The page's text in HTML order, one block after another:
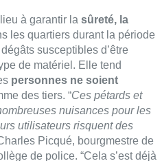
à garantir la sûreté, la
les quartiers durant la période
susceptibles d’être
de matériel. Elle tend
personnes ne soient
des tiers. “Ces pétards et
nuisances pour les
utilisateurs risquent des
Picqué, bourgmestre de
de police. “Cela s’est déjà